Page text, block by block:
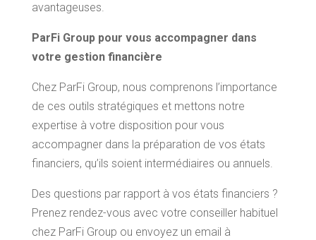
avantageuses.
ParFi Group pour vous accompagner dans
votre gestion financière
Chez ParFi Group, nous comprenons l’importance
de ces outils stratégiques et mettons notre
expertise à votre disposition pour vous
accompagner dans la préparation de vos états
financiers, qu’ils soient intermédiaires ou annuels.
Des questions par rapport à vos états financiers ?
Prenez rendez-vous avec votre conseiller habituel
chez ParFi Group ou envoyez un email à